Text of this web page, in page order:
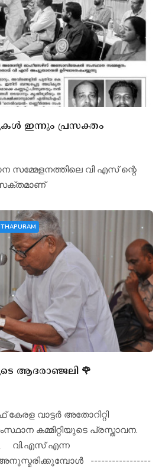
ഇന്നും പ്രസക്തം
സമ്മേളനത്തിലെ വി എസ് ന്റെ
ആദരാഞ്ജലി 🌹
വാട്ടർ അതോറിറ്റി
കമ്മിറ്റിയുടെ പ്രസ്താവന.
വി.എസ് എന്ന
-----------------